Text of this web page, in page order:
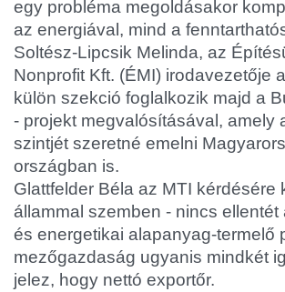
egy probléma megoldásakor
az energiával, mind a
Soltész-Lipcsik Melinda, az
Nonprofit Kft. (ÉMI) irodavezetője
külön szekció foglalkozik majd a
- projekt megvalósításával,
szintjét szeretné emelni
országban is.
Glattfelder Béla az MTI
állammal szemben - nincs
és energetikai alapanyag-termelő
mezőgazdaság ugyanis mindkét
jelez, hogy nettó exportőr.